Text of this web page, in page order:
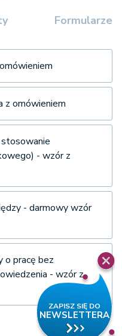
Formularze
z omówieniem
- wzór z
- darmowy wzór
o pracę bez
- wzór z